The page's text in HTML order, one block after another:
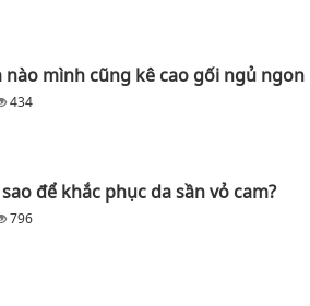
nào mình cũng kê cao gối ngủ ngon
434
để khắc phục da sần vỏ cam?
796